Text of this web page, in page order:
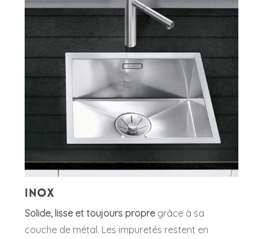
Inox
Solide, lisse et toujours propre grâce à sa
couche de métal. Les impuretés restent en